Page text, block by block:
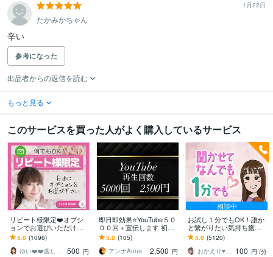
1月22日
たかみかちゃん
辛い
参考になった
出品者からの返信を読む
もっと見る
このサービスを買った人がよく購入しているサービス
リピート様限定❤️オプシ
ョンでお選びいただけま
す ✅ 2回目からご利用可
能(※問合せ＆質問可能)
5.0 (1096)
ゆい❤️❤️癒しの心友
500 円
即日即効果⭐️YouTube５０
００回＋宣伝します 初PR
へ⭐️１再生０.５円⭐️６０日
保証の安心サポート付き♪
5.0 (105)
アンナAnna
2,500 円
相談中
お試し１分でもOK！誰か
と繋がりたい気持ち癒し
ます あなたが主役/カウン
セリングじゃない/ただ静
かに寄り添います
5.0 (5120)
おかえり♥️岡えり子 100 円 /分